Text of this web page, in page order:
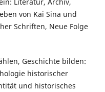
von Kai Sina und
Schriften, Neue Folge
Geschichte bilden:
historischer
und historisches